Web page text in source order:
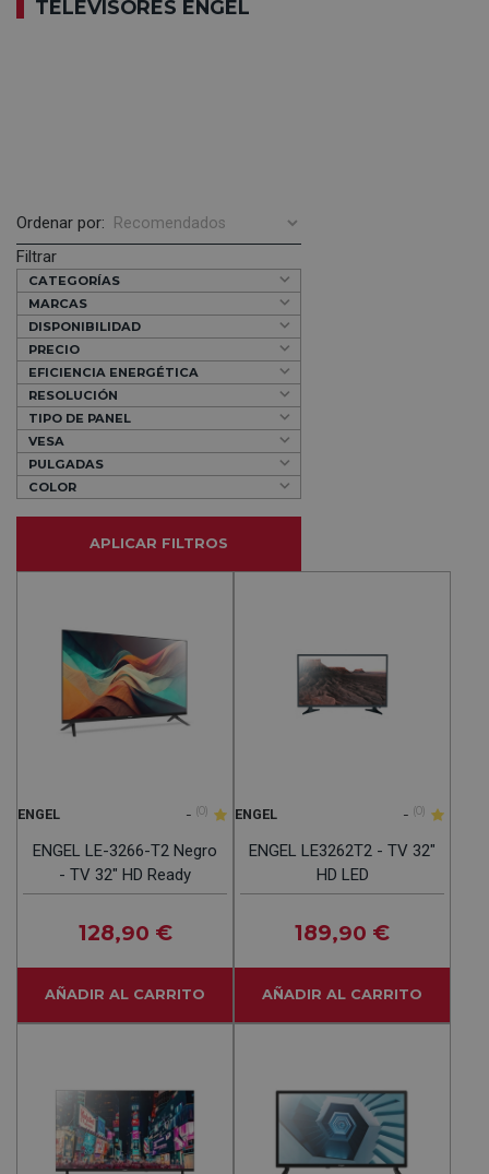
TELEVISORES ENGEL
Ordenar por:
Filtrar
CATEGORÍAS
MARCAS
DISPONIBILIDAD
PRECIO
EFICIENCIA ENERGÉTICA
RESOLUCIÓN
TIPO DE PANEL
VESA
PULGADAS
COLOR
APLICAR FILTROS
ENGEL - (0)
ENGEL LE-3266-T2 Negro
- TV 32" HD Ready
128,90 €
AÑADIR AL CARRITO
ENGEL - (0)
ENGEL LE3262T2 - TV 32"
HD LED
189,90 €
AÑADIR AL CARRITO